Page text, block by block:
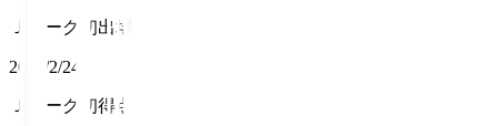
Ｊリーグ初出場
2024/2/24
Ｊリーグ初得点